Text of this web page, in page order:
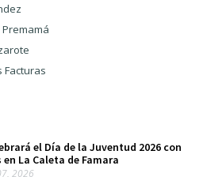
Facturas
el Día de la Juventud 2026 con
La Caleta de Famara
2026